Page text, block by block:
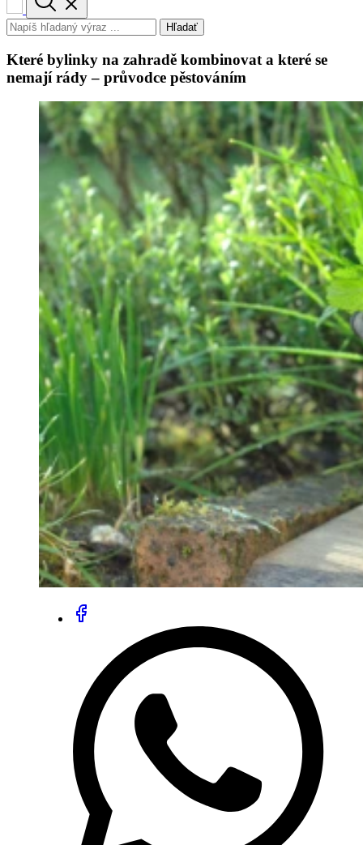
Hľadať
Které bylinky na zahradě kombinovat a které se
nemají rády – průvodce pěstováním